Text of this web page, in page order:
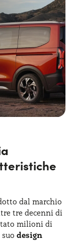
dal marchio
tre decenni di
milioni di
design